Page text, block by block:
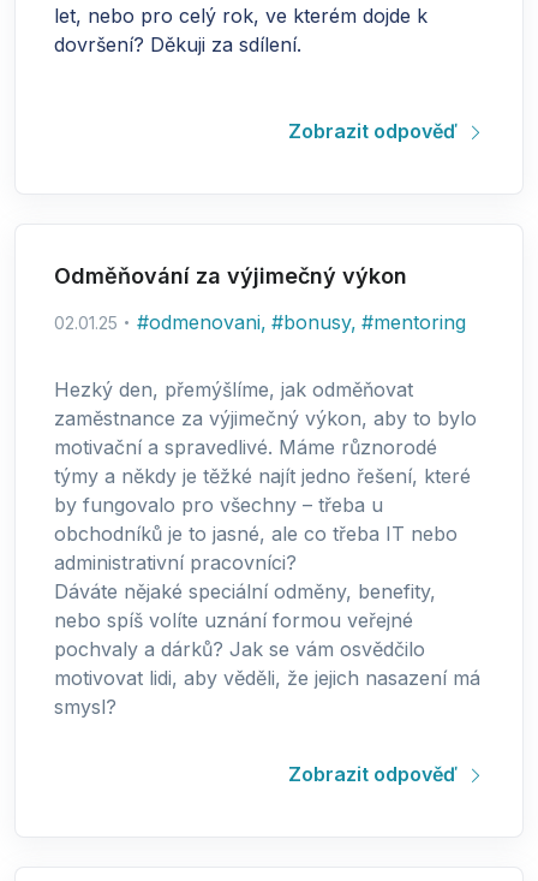
let, nebo pro celý rok, ve kterém dojde k
dovršení? Děkuji za sdílení.
Zobrazit odpověď
Odměňování za výjimečný výkon
02.01.25 #odmenovani, #bonusy, #mentoring
Hezký den, přemýšlíme, jak odměňovat
zaměstnance za výjimečný výkon, aby to bylo
motivační a spravedlivé. Máme různorodé
týmy a někdy je těžké najít jedno řešení, které
by fungovalo pro všechny – třeba u
obchodníků je to jasné, ale co třeba IT nebo
administrativní pracovníci?
Dáváte nějaké speciální odměny, benefity,
nebo spíš volíte uznání formou veřejné
pochvaly a dárků? Jak se vám osvědčilo
motivovat lidi, aby věděli, že jejich nasazení má
smysl?
Zobrazit odpověď